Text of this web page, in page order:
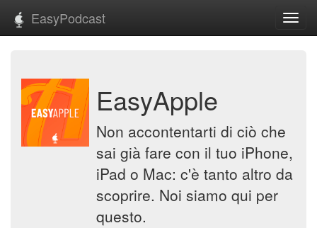
EasyPodcast
EasyApple
Non accontentarti di ciò che
sai già fare con il tuo iPhone,
iPad o Mac: c'è tanto altro da
scoprire. Noi siamo qui per
questo.